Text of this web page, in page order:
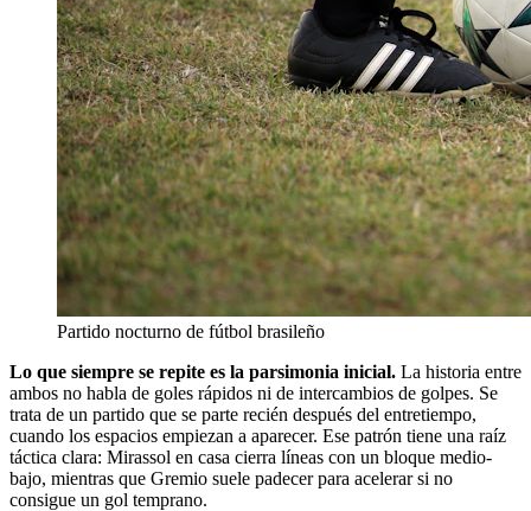
Partido nocturno de fútbol brasileño
Lo que siempre se repite es la parsimonia inicial. La historia entre
ambos no habla de goles rápidos ni de intercambios de golpes. Se
trata de un partido que se parte recién después del entretiempo,
cuando los espacios empiezan a aparecer. Ese patrón tiene una raíz
táctica clara: Mirassol en casa cierra líneas con un bloque medio-
bajo, mientras que Gremio suele padecer para acelerar si no
consigue un gol temprano.